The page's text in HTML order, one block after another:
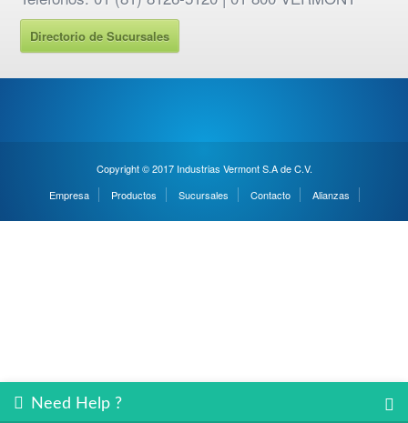
Directorio de Sucursales
Copyright © 2017 Industrias Vermont S.A de C.V.
Empresa
Productos Sucursales Contacto Alianzas
Need Help ?